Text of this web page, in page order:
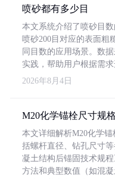
喷砂都有多少目
本文系统介绍了喷砂目
喷砂200目对应的表面粗
同目数的应用场景。数
实践，帮助用户根据需求
2026年8月4日
M20化学锚栓尺寸规
本文详细解析M20化学
括螺杆直径、钻孔尺寸
凝土结构后锚固技术规
方法和典型数值（如混凝